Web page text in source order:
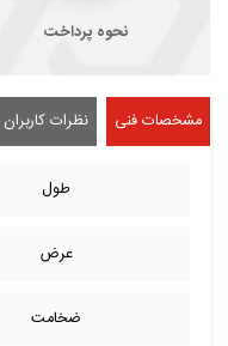
نحوه پرداخت
مشخصات فنی نظرات کاربران
طول
عرض
ضخامت